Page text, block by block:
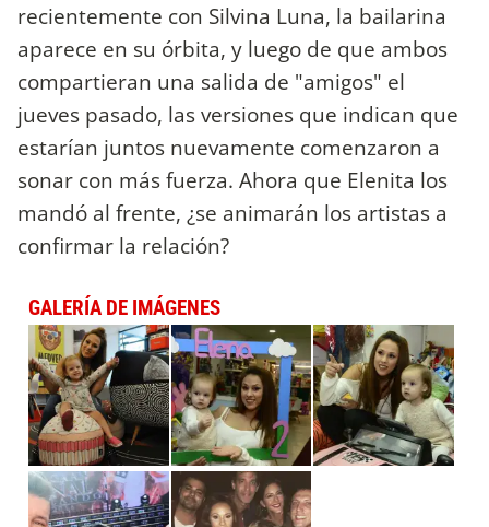
recientemente con Silvina Luna, la bailarina
aparece en su órbita, y luego de que ambos
compartieran una salida de "amigos" el
jueves pasado, las versiones que indican que
estarían juntos nuevamente comenzaron a
sonar con más fuerza. Ahora que Elenita los
mandó al frente, ¿se animarán los artistas a
confirmar la relación?
GALERÍA DE IMÁGENES